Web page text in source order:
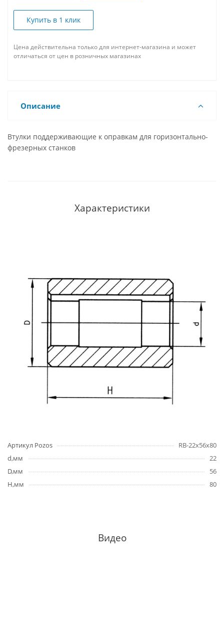
Купить в 1 клик
Цена действительна только для интернет-магазина и может
отличаться от цен в розничных магазинах
Описание
Втулки поддерживающие к оправкам для горизонтально-
фрезерных станков
Характеристики
Артикул Pozos
RB-22x56x80
d,мм
22
D,мм
56
H,мм
80
Видео